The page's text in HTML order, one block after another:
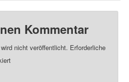
Kommentar
nicht veröffentlicht. Erforderliche